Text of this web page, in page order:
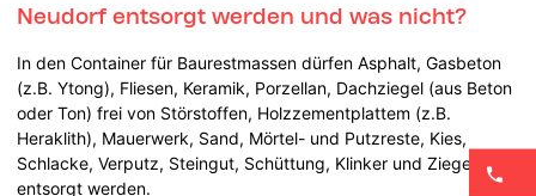
Neudorf entsorgt werden und was nicht?
In den Container für Baurestmassen dürfen Asphalt, Gasbeton
(z.B. Ytong), Fliesen, Keramik, Porzellan, Dachziegel (aus Beton
oder Ton) frei von Störstoffen, Holzzementplattem (z.B.
Heraklith), Mauerwerk, Sand, Mörtel- und Putzreste, Kies,
Schlacke, Verputz, Steingut, Schüttung, Klinker und Ziegel
entsorgt werden.